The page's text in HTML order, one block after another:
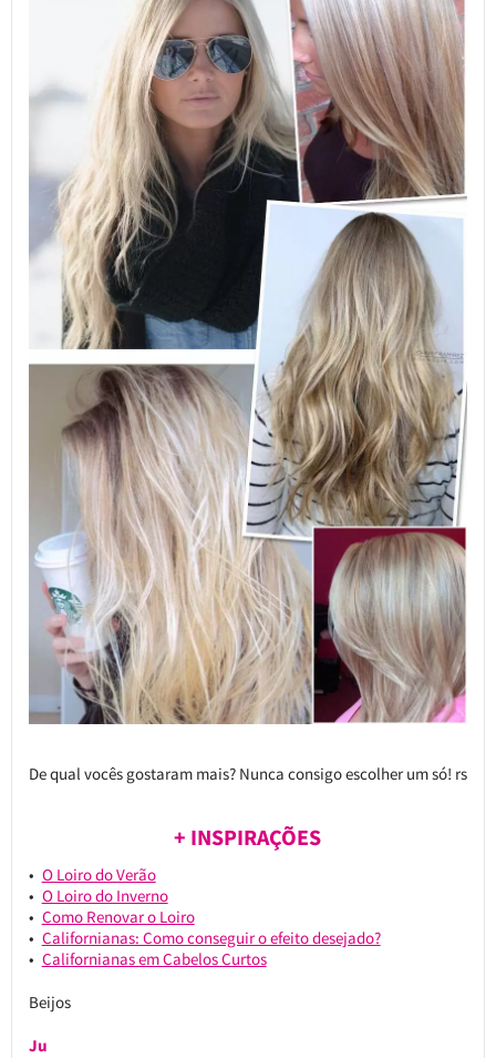
De qual vocês gostaram mais? Nunca consigo escolher um só! rs
+ INSPIRAÇÕES
O Loiro do Verão
O Loiro do Inverno
Como Renovar o Loiro
Californianas: Como conseguir o efeito desejado?
Californianas em Cabelos Curtos
Beijos
Ju